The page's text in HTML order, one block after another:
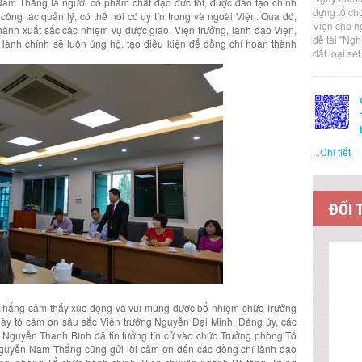
tác quản lý, có thể nói có uy tín trong và ngoài Viện. Qua đó,
xuất sắc các nhiệm vụ được giao. Viện trưởng, lãnh đạo Viện,
chính sẽ luôn ủng hộ, tạo điều kiện để đồng chí hoàn thành
cảm thấy xúc động và vui mừng được bổ nhiệm chức Trưởng
tỏ cảm ơn sâu sắc Viện trưởng Nguyễn Đại Minh, Đảng ủy, các
Thanh Bình đã tin tưởng tín cử vào chức Trưởng phòng Tổ
Nam Thắng cũng gửi lời cảm ơn đến các đồng chí lãnh đạo
dựng tổ
Viện cho
đề tài
đất loại
...Chi tiết
ĐỐI